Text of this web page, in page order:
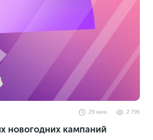
2 795
29 мин
новогодних кампаний